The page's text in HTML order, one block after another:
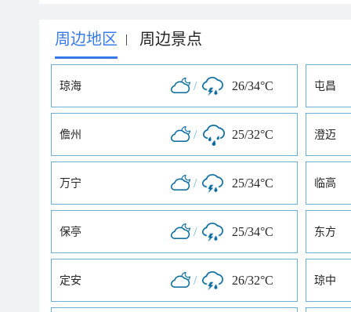
周边地区 | 周边景点
琼海 / 26/34°C 屯昌
儋州 / 25/32°C 澄迈
万宁 / 25/34°C 临高
保亭 / 25/34°C 东方
定安 / 26/32°C 琼中